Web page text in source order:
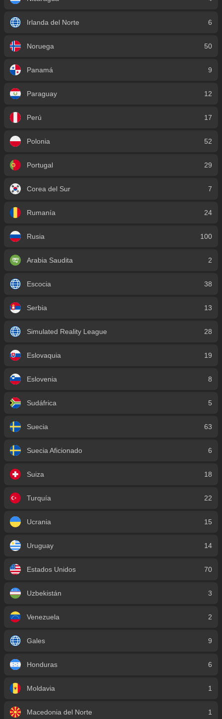
Irlanda del Norte 6
Noruega 50
Panamá 9
Paraguay 12
Perú 17
Polonia 52
Portugal 29
Corea del Sur 7
Rumanía 24
Rusia 100
Arabia Saudita 2
Escocia 38
Serbia 13
Simulated Reality League 28
Eslovaquia 19
Eslovenia 8
Sudáfrica 5
Suecia 63
Suecia Aficionado 6
Suiza 18
Turquía 22
Ucrania 15
Uruguay 14
Estados Unidos 70
Uzbekistán 3
Venezuela 2
Gales 9
Honduras 6
Moldavia 1
Macedonia del Norte 1